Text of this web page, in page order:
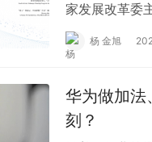
家发展改革委
惠世界（2025
杨 金旭
华为做加法
刻？